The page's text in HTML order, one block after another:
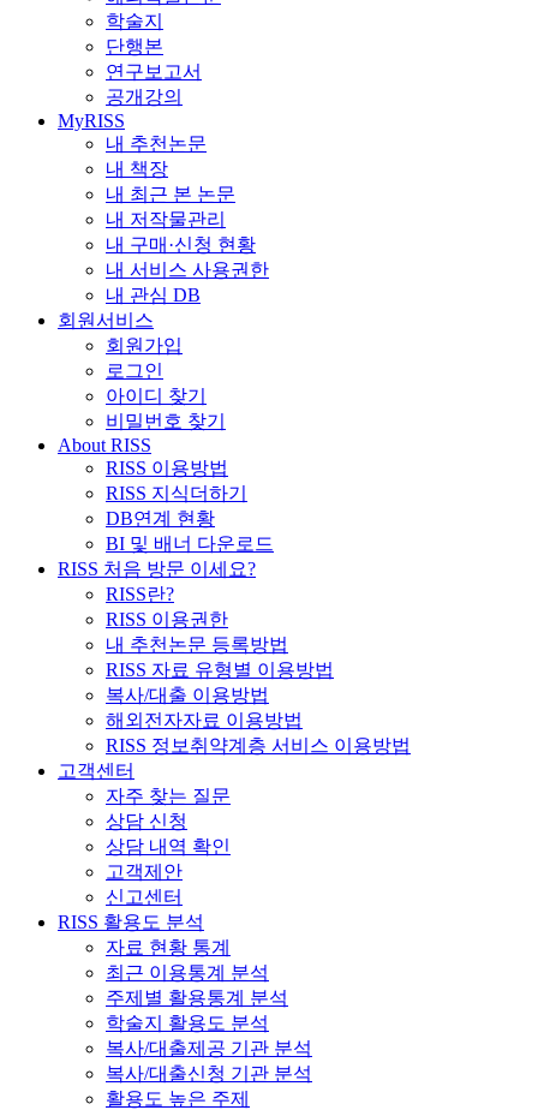
학술지
단행본
연구보고서
공개강의
MyRISS
내 추천논문
내 책장
내 최근 본 논문
내 저작물관리
내 구매·신청 현황
내 서비스 사용권한
내 관심 DB
회원서비스
회원가입
로그인
아이디 찾기
비밀번호 찾기
About RISS
RISS 이용방법
RISS 지식더하기
DB연계 현황
BI 및 배너 다운로드
RISS 처음 방문 이세요?
RISS란?
RISS 이용권한
내 추천논문 등록방법
RISS 자료 유형별 이용방법
복사/대출 이용방법
해외전자자료 이용방법
RISS 정보취약계층 서비스 이용방법
고객센터
자주 찾는 질문
상담 신청
상담 내역 확인
고객제안
신고센터
RISS 활용도 분석
자료 현황 통계
최근 이용통계 분석
주제별 활용통계 분석
학술지 활용도 분석
복사/대출제공 기관 분석
복사/대출신청 기관 분석
활용도 높은 주제